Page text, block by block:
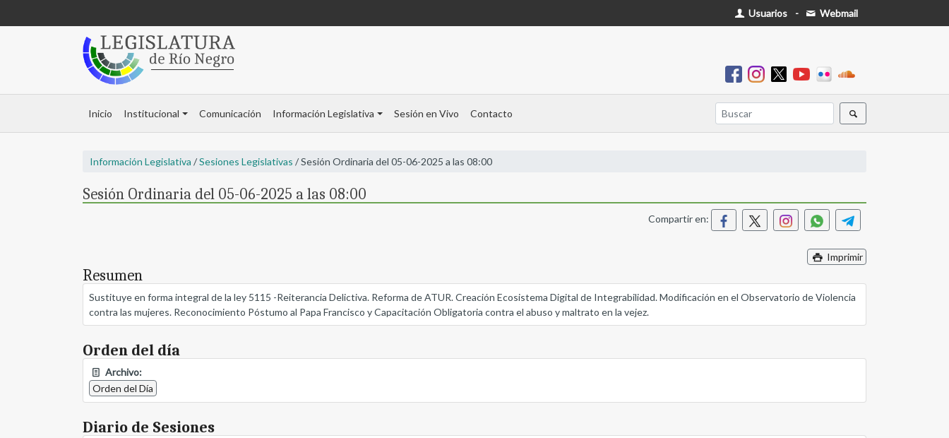
Usuarios - Webmail
Inicio Institucional Comunicación Información Legislativa Sesión en Vivo Contacto
Información Legislativa /Sesiones Legislativas / Sesión Ordinaria del 05-06-2025 a las 08:00
Sesión Ordinaria del 05-06-2025 a las 08:00
Compartir en:
Imprimir
Resumen
Sustituye en forma integral de la ley 5115 -Reiterancia Delictiva. Reforma de ATUR. Creación Ecosistema Digital de Integrabilidad. Modificación en el Observatorio de Violencia
contra las mujeres. Reconocimiento Póstumo al Papa Francisco y Capacitación Obligatoria contra el abuso y maltrato en la vejez.
Orden del día
Archivo:
Orden del Día
Diario de Sesiones